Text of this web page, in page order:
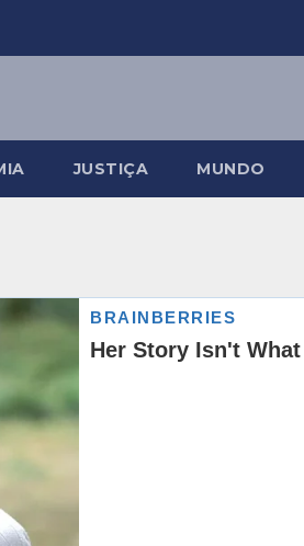
JUSTIÇA MUNDO